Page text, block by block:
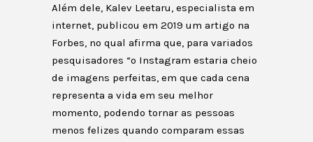
Além dele, Kalev Leetaru, especialista em
internet, publicou em 2019 um artigo na
Forbes, no qual afirma que, para variados
pesquisadores “o Instagram estaria cheio
de imagens perfeitas, em que cada cena
representa a vida em seu melhor
momento, podendo tornar as pessoas
menos felizes quando comparam essas